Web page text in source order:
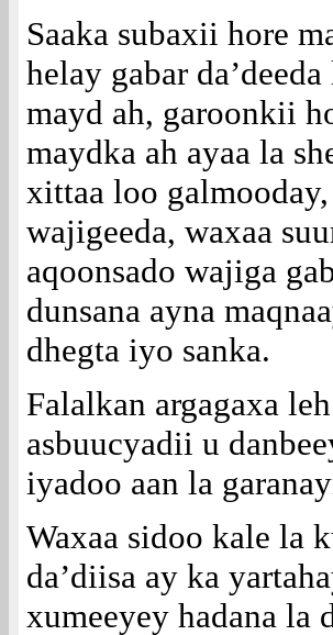
Saaka subaxii hore
helay gabar
mayd ah, garoonkii
maydka ah ayaa la
xittaa loo
wajigeeda, waxaa
aqoonsado wajiga
dunsana ayna
dhegta iyo sanka.
Falalkan argagaxa
asbuucyadii u
iyadoo aan la
Waxaa sidoo kale la
da’diisa ay ka
xumeeyey hadana la